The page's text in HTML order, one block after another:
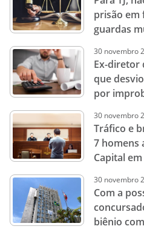
prisão em
guardas
30 novembro
Ex-diretor
que
por
30 novembro
Tráfico e
7 homens
Capital
30 novembro
Com a
biênio